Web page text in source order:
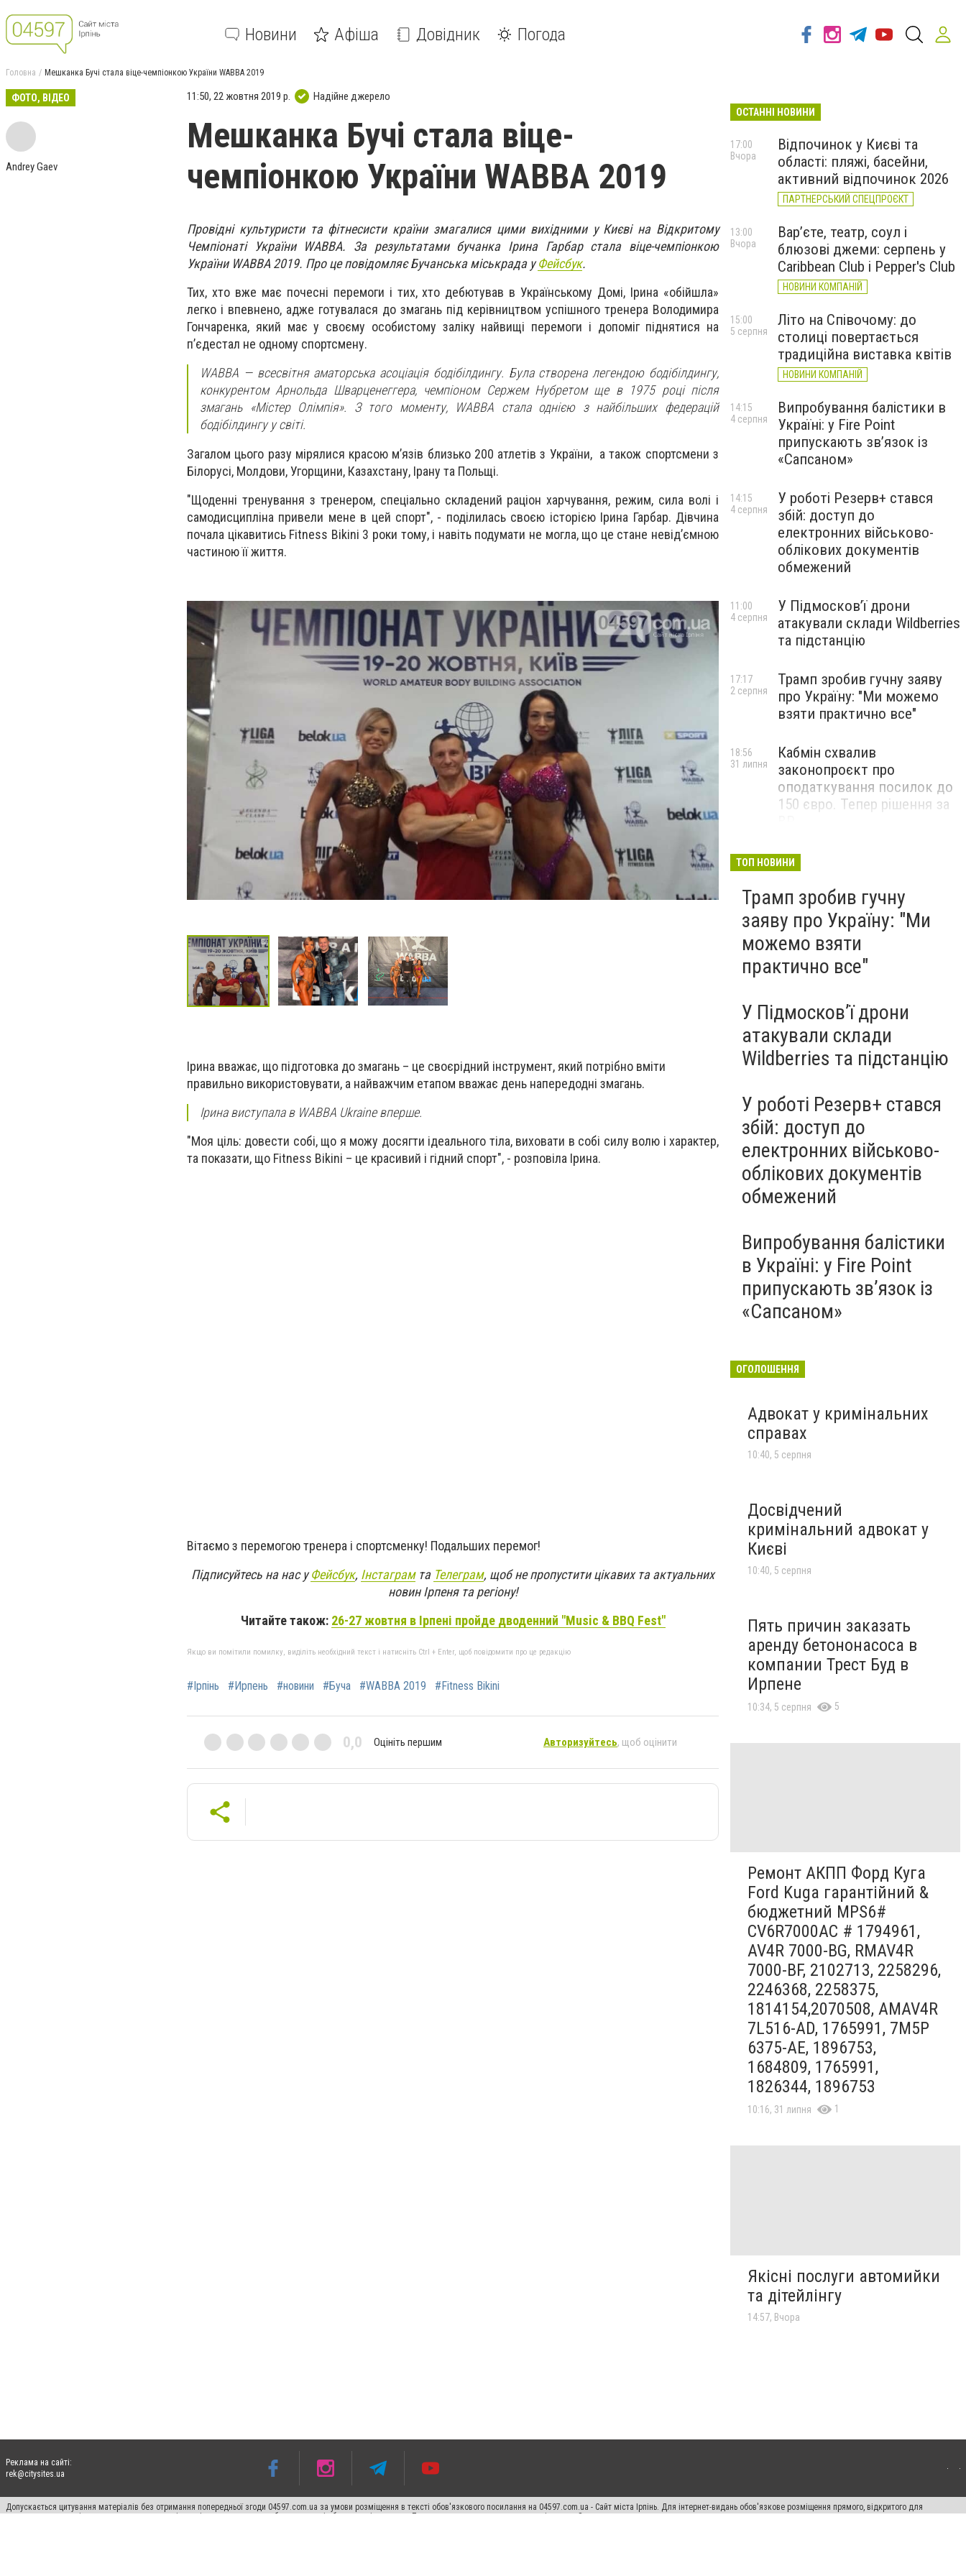
Новини Афіша Довідник Погода
Головна Мешканка Бучі стала віце-чемпіонкою України WABBA 2019
ФОТО, ВІДЕО
Andrey Gaev
11:50, 22 жовтня 2019 р. Надійне джерело
Мешканка Бучі стала віце-
чемпіонкою України WABBA 2019
Провідні культуристи та фітнесисти країни змагалися цими вихідними у Києві на Відкритому
Чемпіонаті України WABBA. За результатами бучанка Ірина Гарбар стала віце-чемпіонкою
України WABBA 2019. Про це повідомляє Бучанська міськрада уФейсбук.
Тих, хто вже має почесні перемоги і тих, хто дебютував в Українському Домі, Ірина «обійшла»
легко і впевнено, адже готувалася до змагань під керівництвом успішного тренера Володимира
Гончаренка, який має у своєму особистому заліку найвищі перемоги і допоміг піднятися на
п’єдестал не одному спортсмену.
WABBA — всесвітня аматорська асоціація бодібілдингу. Була створена легендою бодібілдингу,
конкурентом Арнольда Шварценеггера, чемпіоном Сержем Нубретом ще в 1975 році після
змагань «Містер Олімпія». З того моменту, WABBA стала однією з найбільших федерацій
бодібілдингу у світі.
Загалом цього разу мірялися красою м’язів близько 200 атлетів з України, а також спортсмени з
Білорусі, Молдови, Угорщини, Казахстану, Ірану та Польщі.
"Щоденні тренування з тренером, спеціально складений раціон харчування, режим, сила волі і
самодисципліна привели мене в цей спорт", - поділилась своєю історією Ірина Гарбар. Дівчина
почала цікавитись Fitness Bikini 3 роки тому, і навіть подумати не могла, що це стане невід’ємною
частиною її життя.
Ірина вважає, що підготовка до змагань – це своєрідний інструмент, який потрібно вміти
правильно використовувати, а найважчим етапом вважає день напередодні змагань.
Ірина виступала в WABBA Ukraine вперше.
"Моя ціль: довести собі, що я можу досягти ідеального тіла, виховати в собі силу волю і характер,
та показати, що Fitness Bikini – це красивий і гідний спорт", - розповіла Ірина.
Вітаємо з перемогою тренера і спортсменку! Подальших перемог!
Підписуйтесь на нас уФейсбук, Інстаграмта Телеграм, щоб не пропустити цікавих та актуальних
новин Ірпеня та регіону!
Читайте також: 26-27 жовтня в Ірпені пройде дводенний "Music & BBQ Fest"
Якщо ви помітили помилку, виділіть необхідний текст і натисніть Ctrl + Enter, щоб повідомити про це редакцію
#Ірпінь #Ирпень #новини #Буча #WABBA 2019 #Fitness Bikini
0,0 Оцініть першим Авторизуйтесь, щоб оцінити
ОСТАННІ НОВИНИ
Відпочинок у Києві та
області: пляжі, басейни,
активний відпочинок 2026
ПАРТНЕРСЬКИЙ СПЕЦПРОЄКТ
17:00
Вчора
Вар’єте, театр, соул і
блюзові джеми: серпень у
Caribbean Club і Pepper's Club
НОВИНИ КОМПАНІЙ
13:00
Вчора
Літо на Співочому: до
столиці повертається
традиційна виставка квітів
НОВИНИ КОМПАНІЙ
15:00
5 серпня
Випробування балістики в
Україні: у Fire Point
припускають зв’язок із
«Сапсаном»
14:15
4 серпня
У роботі Резерв+ стався
збій: доступ до
електронних військово-
облікових документів
обмежений
14:15
4 серпня
У Підмосков’ї дрони
атакували склади Wildberries
та підстанцію
11:00
4 серпня
Трамп зробив гучну заяву
про Україну: "Ми можемо
взяти практично все"
17:17
2 серпня
Кабмін схвалив
законопроєкт про
оподаткування посилок до
150 євро. Тепер рішення за
18:56
31 липня
ТОП НОВИНИ
Трамп зробив гучну
заяву про Україну: "Ми
можемо взяти
практично все"
У Підмосков’ї дрони
атакували склади
Wildberries та підстанцію
У роботі Резерв+ стався
збій: доступ до
електронних військово-
облікових документів
обмежений
Випробування балістики
в Україні: у Fire Point
припускають зв’язок із
«Сапсаном»
ОГОЛОШЕННЯ
Адвокат у кримінальних
справах
10:40, 5 серпня
Досвідчений
кримінальний адвокат у
Києві
10:40, 5 серпня
Пять причин заказать
аренду бетононасоса в
компании Трест Буд в
Ирпене
10:34, 5 серпня 5
Ремонт АКПП Форд Куга
Ford Kuga гарантійний &
бюджетний MPS6#
CV6R7000AC # 1794961,
AV4R 7000-BG, RMAV4R
7000-BF, 2102713, 2258296,
2246368, 2258375,
1814154,2070508, AMAV4R
7L516-AD, 1765991, 7M5P
6375-AE, 1896753,
1684809, 1765991,
1826344, 1896753
10:16, 31 липня 1
Якісні послуги автомийки
та дітейлінгу
14:57, Вчора
Реклама на сайті:
rek@citysites.ua
Допускається цитування матеріалів без отримання попередньої згоди 04597.com.ua за умови розміщення в тексті обов'язкового посилання на 04597.com.ua - Сайт міста Ірпінь. Для інтернет-видань обов'язкове розміщення прямого, відкритого для
пошукових систем гіперпосилання на цитовані статті не нижче другого абзацу в тексті або в якості джерела. Порушення виняткових прав переслідується Законом.